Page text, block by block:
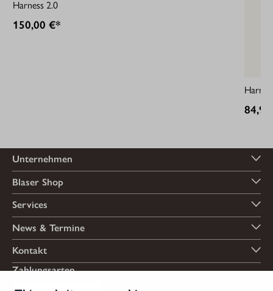
Harness 2.0
150,00 €*
Unternehmen
Blaser Shop
Services
News & Termine
Kontakt
Zahlungsarten